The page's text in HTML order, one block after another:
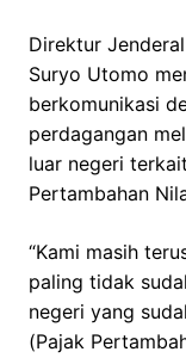
Direktur
Suryo Utomo
berkomunikasi
perdagangan
luar negeri
Pertambahan
“Kami masih
paling tidak
negeri yang
(Pajak